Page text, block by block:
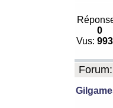
0
Vus:
Forum: